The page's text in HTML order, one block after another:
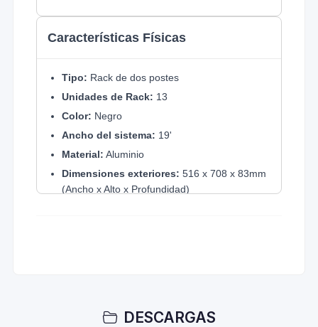
Características Físicas
Tipo: Rack de dos postes
Unidades de Rack: 13
Color: Negro
Ancho del sistema: 19'
Material: Aluminio
Dimensiones exteriores: 516 x 708 x 83mm
(Ancho x Alto x Profundidad)
DESCARGAS